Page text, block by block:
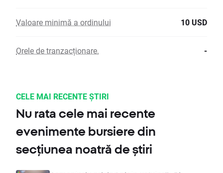
Valoare minimă a ordinului 10 USD
Orele de tranzacționare. -
CELE MAI RECENTE ȘTIRI
Nu rata cele mai recente
evenimente bursiere din
secțiunea noatră de știri